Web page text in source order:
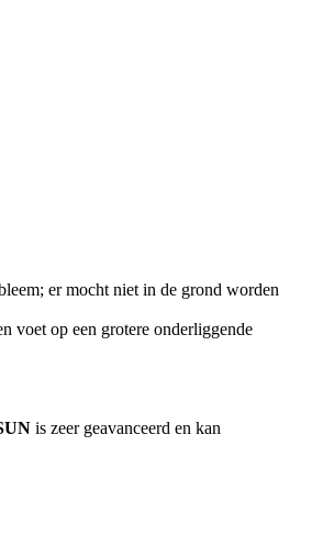
er mocht niet in de grond worden
voet op een grotere onderliggende
is zeer geavanceerd en kan